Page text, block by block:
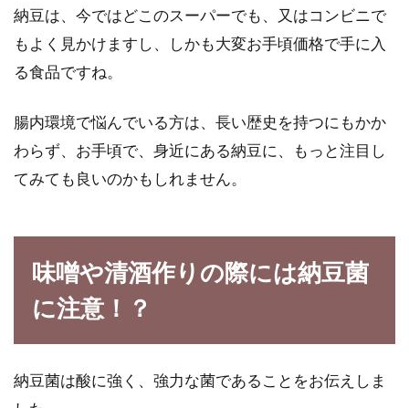
納豆は、今ではどこのスーパーでも、又はコンビニで
もよく見かけますし、しかも大変お手頃価格で手に入
る食品ですね。
腸内環境で悩んでいる方は、長い歴史を持つにもかか
わらず、お手頃で、身近にある納豆に、もっと注目し
てみても良いのかもしれません。
味噌や清酒作りの際には納豆菌
に注意！？
納豆菌は酸に強く、強力な菌であることをお伝えしま